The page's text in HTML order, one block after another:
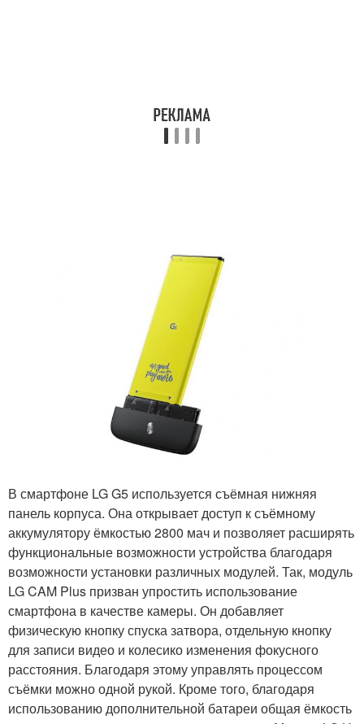
В смартфоне LG G5 используется съёмная нижняя
панель корпуса. Она открывает доступ к съёмному
аккумулятору ёмкостью 2800 мач и позволяет расширять
функциональные возможности устройства благодаря
возможности установки различных модулей. Так, модуль
LG CAM Plus призван упростить использование
смартфона в качестве камеры. Он добавляет
физическую кнопку спуска затвора, отдельную кнопку
для записи видео и колесико изменения фокусного
расстояния. Благодаря этому управлять процессом
съёмки можно одной рукой. Кроме того, благодаря
использованию дополнительной батареи общая ёмкость